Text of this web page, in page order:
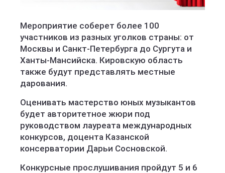
Мероприятие соберет более 100
участников из разных уголков страны: от
Москвы и Санкт-Петербурга до Сургута и
Ханты-Мансийска. Кировскую область
также будут представлять местные
дарования.
Оценивать мастерство юных музыкантов
будет авторитетное жюри под
руководством лауреата международных
конкурсов, доцента Казанской
консерватории Дарьи Сосновской.
Конкурсные прослушивания пройдут 5 и 6